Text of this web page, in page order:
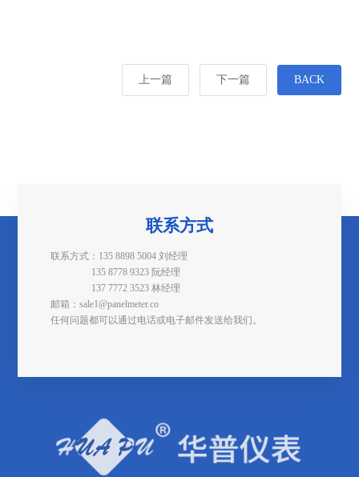
上一篇 下一篇 BACK
联系方式
联系方式：135 8898 5004 刘经理
135 8778 9323 阮经理
137 7772 3523 林经理
邮箱：sale1@panelmeter.co
任何问题都可以通过电话或电子邮件发送给我们。